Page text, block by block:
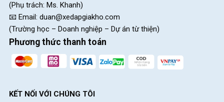
(Phụ trách: Ms. Khanh)
📧 Email: duan@xedapgiakho.com
(Trường học – Doanh nghiệp – Dự án từ thiện)
Phương thức thanh toán
KẾT NỐI VỚI CHÚNG TÔI